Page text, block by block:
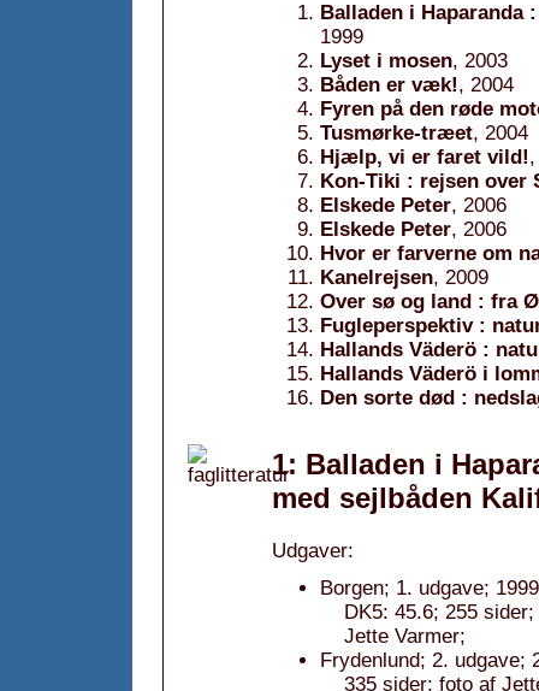
Balladen i Haparanda
1999
Lyset i mosen, 2003
Båden er væk!, 2004
Fyren på den røde
Tusmørke-træet, 2004
Hjælp, vi er faret vild!
Kon-Tiki : rejsen over
Elskede Peter, 2006
Elskede Peter, 2006
Hvor er farverne om
Kanelrejsen, 2009
Over sø og land : fra
Fugleperspektiv :
Hallands Väderö :
Hallands Väderö i
Den sorte død :
1: Balladen i
med sejlbåden
Udgaver:
Borgen; 1. udgave;
DK5: 45.6; 255
Jette Varmer;
Frydenlund; 2. udgave;
335 sider; foto af